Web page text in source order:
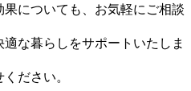
についても、お気軽にご相談
な暮らしをサポートいたしま
ださい。